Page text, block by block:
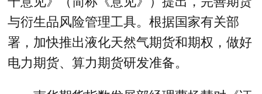
与衍生品风险管理工具。根据国家有关部
署，加快推出液化天然气期货和期权，做好
电力期货、算力期货研发准备。